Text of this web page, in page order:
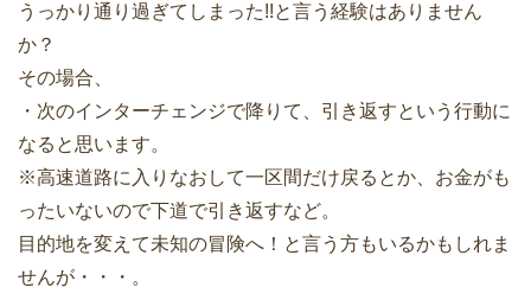
うっかり通り過ぎてしまった!!と言う経験はありません
か？
その場合、
・次のインターチェンジで降りて、引き返すという行動に
なると思います。
※高速道路に入りなおして一区間だけ戻るとか、お金がも
ったいないので下道で引き返すなど。
目的地を変えて未知の冒険へ！と言う方もいるかもしれま
せんが・・・。